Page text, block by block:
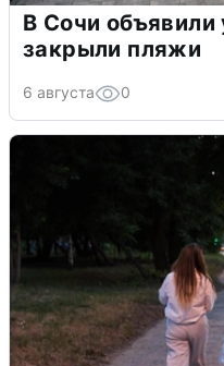
В Сочи объявили
закрыли пляжи
6 августа 0